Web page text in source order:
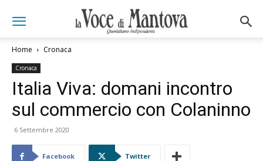
Home Cronaca
Cronaca
Italia Viva: domani incontro
sul commercio con Colaninno
6 Settembre 2020
Facebook Twitter